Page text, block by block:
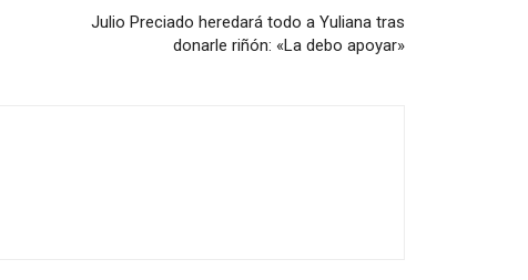
Julio Preciado heredará todo a Yuliana tras
donarle riñón: «La debo apoyar»